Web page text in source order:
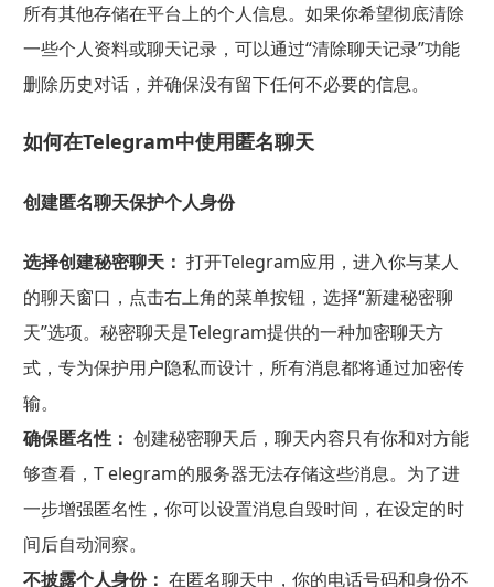
所有其他存储在平台上的个人信息。如果你希望彻底清除
一些个人资料或聊天记录，可以通过“清除聊天记录”功能
删除历史对话，并确保没有留下任何不必要的信息。
如何在Telegram中使用匿名聊天
创建匿名聊天保护个人身份
选择创建秘密聊天： 打开Telegram应用，进入你与某人
的聊天窗口，点击右上角的菜单按钮，选择“新建秘密聊
天”选项。秘密聊天是Telegram提供的一种加密聊天方
式，专为保护用户隐私而设计，所有消息都将通过加密传
输。
确保匿名性： 创建秘密聊天后，聊天内容只有你和对方能
够查看，T elegram的服务器无法存储这些消息。为了进
一步增强匿名性，你可以设置消息自毁时间，在设定的时
间后自动洞察。
不披露个人身份： 在匿名聊天中，你的电话号码和身份不